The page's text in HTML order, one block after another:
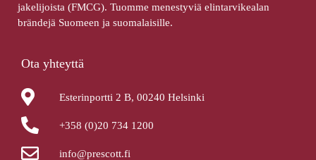
jakelijoista (FMCG). Tuomme menestyviä elintarvikealan
brändejä Suomeen ja suomalaisille.
Ota yhteyttä
Esterinportti 2 B, 00240 Helsinki
+358 (0)20 734 1200
info@prescott.fi